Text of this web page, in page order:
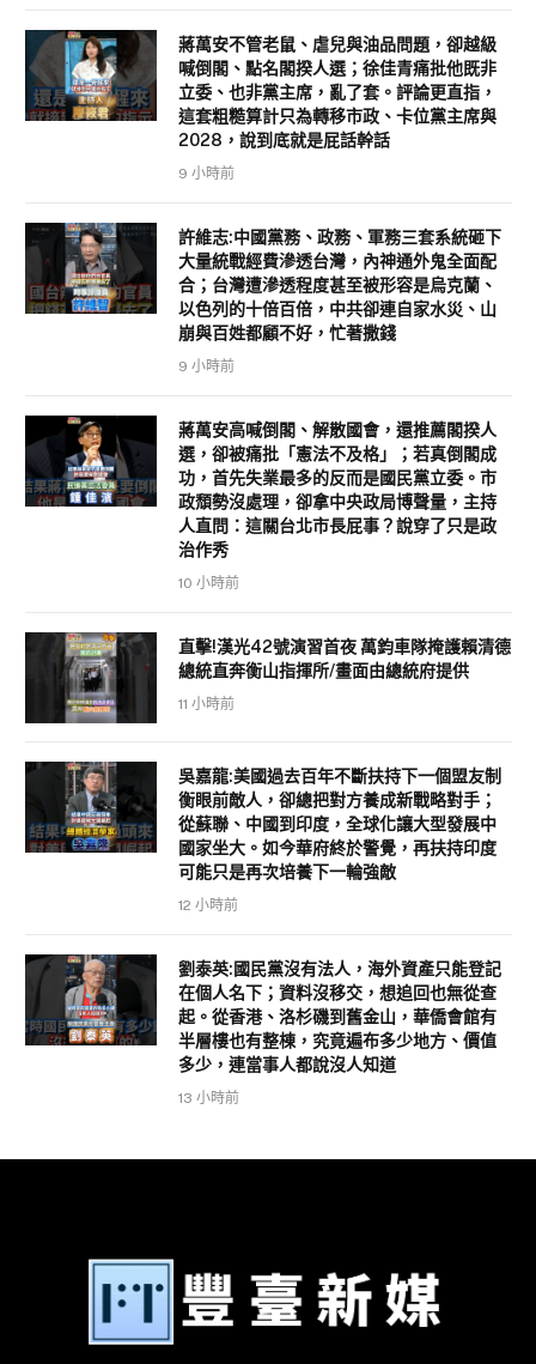
蔣萬安不管老鼠、虐兒與油品問題，卻越級
喊倒閣、點名閣揆人選；徐佳青痛批他既非
立委、也非黨主席，亂了套。評論更直指，
這套粗糙算計只為轉移市政、卡位黨主席與
2028，說到底就是屁話幹話
9 小時前
許維志:中國黨務、政務、軍務三套系統砸下
大量統戰經費滲透台灣，內神通外鬼全面配
合；台灣遭滲透程度甚至被形容是烏克蘭、
以色列的十倍百倍，中共卻連自家水災、山
崩與百姓都顧不好，忙著撒錢
9 小時前
蔣萬安高喊倒閣、解散國會，還推薦閣揆人
選，卻被痛批「憲法不及格」；若真倒閣成
功，首先失業最多的反而是國民黨立委。市
政頹勢沒處理，卻拿中央政局博聲量，主持
人直問：這關台北市長屁事？說穿了只是政
治作秀
10 小時前
直擊!漢光42號演習首夜 萬鈞車隊掩護賴清德
總統直奔衡山指揮所/畫面由總統府提供
11 小時前
吳嘉龍:美國過去百年不斷扶持下一個盟友制
衡眼前敵人，卻總把對方養成新戰略對手；
從蘇聯、中國到印度，全球化讓大型發展中
國家坐大。如今華府終於警覺，再扶持印度
可能只是再次培養下一輪強敵
12 小時前
劉泰英:國民黨沒有法人，海外資產只能登記
在個人名下；資料沒移交，想追回也無從查
起。從香港、洛杉磯到舊金山，華僑會館有
半層樓也有整棟，究竟遍布多少地方、價值
多少，連當事人都說沒人知道
13 小時前